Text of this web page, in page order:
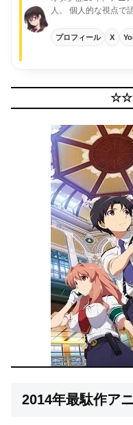
人。
個人的な視点で
プロフィール X
2014年最駄作ア